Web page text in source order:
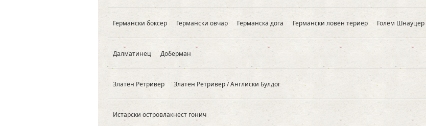
Германски боксер Германски овчар Германска дога Германски ловен териер Голем Шнауцер
Далматинец Доберман
Златен Ретривер Златен Ретривер / Англиски Булдог
Истарски островлакнест гонич